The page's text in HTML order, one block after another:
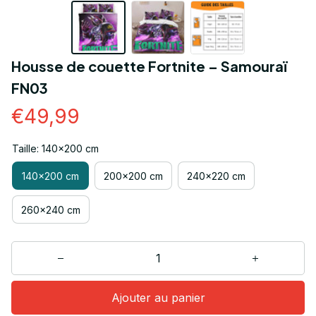
Housse de couette Fortnite – Samouraï
FN03
€49,99
Taille: 140x200 cm
140x200 cm 200x200 cm 240x220 cm
260x240 cm
Ajouter au panier